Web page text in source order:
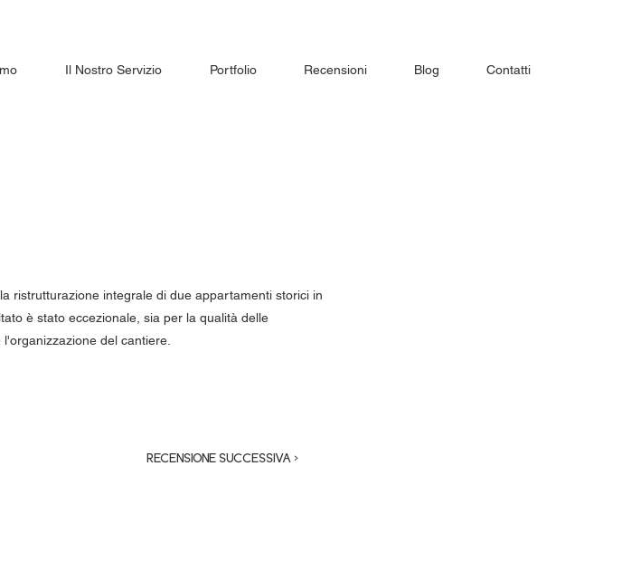
Il Nostro Servizio Portfolio Recensioni Blog Contatti
ristrutturazione integrale di due appartamenti storici in
è stato eccezionale, sia per la qualità delle
del cantiere.
RECENSIONE SUCCESSIVA >